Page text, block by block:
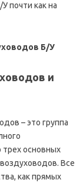
почти как на
Б/У
и
– это группа
трех основных
Все
как прямых